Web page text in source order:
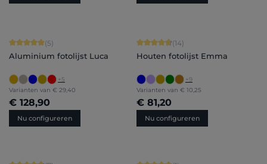
Gemiddelde waardering van 5 van 5 sterren
(5)
Aluminium fotolijst Luca
+5
Varianten van € 29,40
€ 128,90
Nu configureren
Gemiddelde waardering van 4.86
(14)
Houten fotolijst Emma
+9
Varianten van € 10,25
€ 81,20
Nu configureren